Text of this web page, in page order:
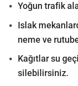
Yoğun trafik
Islak
neme ve
Kağıtlar su
silebilirsiniz.